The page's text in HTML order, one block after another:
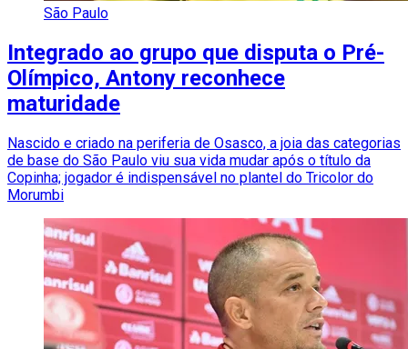
São Paulo
Integrado ao grupo que disputa o Pré-
Olímpico, Antony reconhece
maturidade
Nascido e criado na periferia de Osasco, a joia das categorias
de base do São Paulo viu sua vida mudar após o título da
Copinha; jogador é indispensável no plantel do Tricolor do
Morumbi